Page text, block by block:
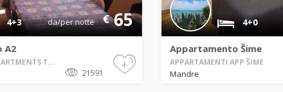
4+3 €65
da/per notte
A2
T...
21591
+
4+0
Appartamento Šime
APPARTAMENTI APP ŠIME
Mandre